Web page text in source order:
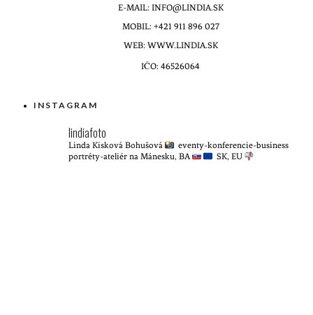
E-MAIL: INFO@LINDIA.SK
MOBIL: +421 911 896 027
WEB: WWW.LINDIA.SK
IČO: 46526064
INSTAGRAM
lindiafoto
Linda Kisková Bohušová
eventy-konferencie-business
portréty-ateliér na Mánesku, BA
SK, EU